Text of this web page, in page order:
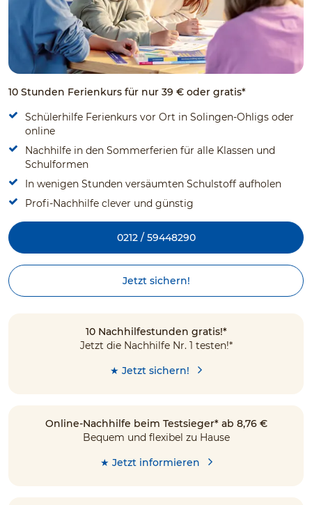
10 Stunden Ferienkurs für nur 39 € oder gratis*
Schülerhilfe Ferienkurs vor Ort in Solingen-Ohligs oder
online
Nachhilfe in den Sommerferien für alle Klassen und
Schulformen
In wenigen Stunden versäumten Schulstoff aufholen
Profi-Nachhilfe clever und günstig
0212 / 59448290
Jetzt sichern!
10 Nachhilfestunden gratis!*
Jetzt die Nachhilfe Nr. 1 testen!*
★ Jetzt sichern!
Online-Nachhilfe beim Testsieger* ab 8,76 €
Bequem und flexibel zu Hause
★ Jetzt informieren